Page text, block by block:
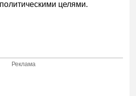
целями.
Реклама